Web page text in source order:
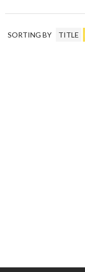
SORTING BY TITLE